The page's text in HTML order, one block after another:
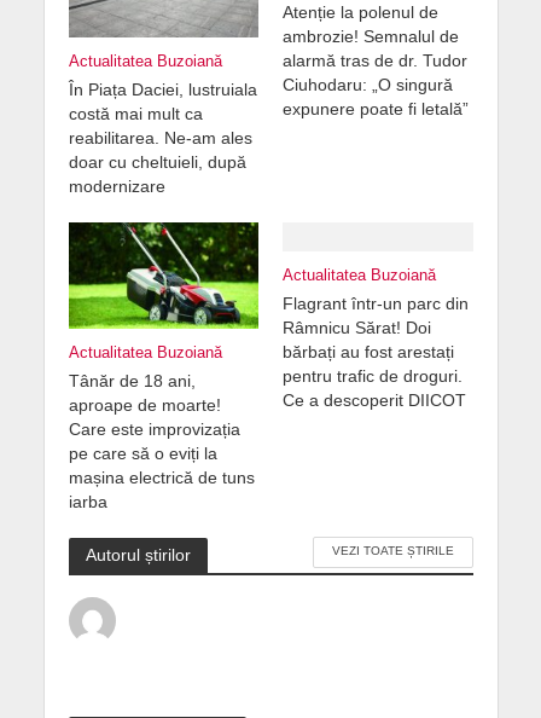
Actualitatea Buzoiană
În Piața Daciei, lustruiala
costă mai mult ca
reabilitarea. Ne-am ales
doar cu cheltuieli, după
modernizare
Atenție la polenul de
ambrozie! Semnalul de
alarmă tras de dr. Tudor
Ciuhodaru: „O singură
expunere poate fi letală”
Actualitatea Buzoiană
Tânăr de 18 ani,
aproape de moarte!
Care este improvizația
pe care să o eviți la
mașina electrică de tuns
iarba
Actualitatea Buzoiană
Flagrant într-un parc din
Râmnicu Sărat! Doi
bărbați au fost arestați
pentru trafic de droguri.
Ce a descoperit DIICOT
Autorul știrilor VEZI TOATE ȘTIRILE